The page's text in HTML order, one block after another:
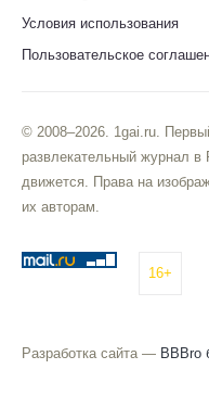
Условия использования
Пользовательское
© 2008–2026. 1gai.ru.
развлекательный журнал
движется. Права на
их авторам.
16+
Разработка сайта — BBBro